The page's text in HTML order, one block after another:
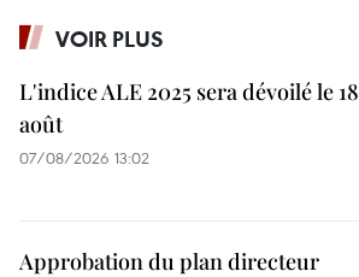
VOIR PLUS
L'indice ALE 2025 sera dévoilé le 18
août
07/08/2026 13:02
Approbation du plan directeur